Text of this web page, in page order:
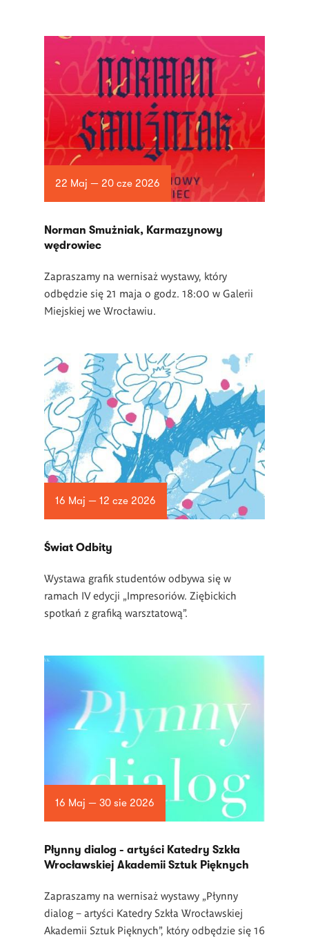
22 Maj — 20 cze 2026
Norman Smużniak, Karmazynowy
wędrowiec
Zapraszamy na wernisaż wystawy, który
odbędzie się 21 maja o godz. 18:00 w Galerii
Miejskiej we Wrocławiu.
16 Maj — 12 cze 2026
Świat Odbity
Wystawa grafik studentów odbywa się w
ramach IV edycji „Impresoriów. Ziębickich
spotkań z grafiką warsztatową”.
16 Maj — 30 sie 2026
Płynny dialog - artyści Katedry Szkła
Wrocławskiej Akademii Sztuk Pięknych
Zapraszamy na wernisaż wystawy „Płynny
dialog – artyści Katedry Szkła Wrocławskiej
Akademii Sztuk Pięknych”, który odbędzie się 16